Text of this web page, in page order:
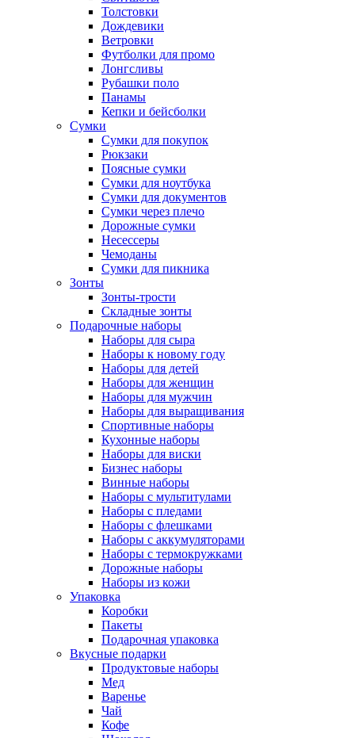
Толстовки
Дождевики
Ветровки
Футболки для промо
Лонгсливы
Рубашки поло
Панамы
Кепки и бейсболки
Сумки
Сумки для покупок
Рюкзаки
Поясные сумки
Сумки для ноутбука
Сумки для документов
Сумки через плечо
Дорожные сумки
Несессеры
Чемоданы
Сумки для пикника
Зонты
Зонты-трости
Складные зонты
Подарочные наборы
Наборы для сыра
Наборы к новому году
Наборы для детей
Наборы для женщин
Наборы для мужчин
Наборы для выращивания
Спортивные наборы
Кухонные наборы
Наборы для виски
Бизнес наборы
Винные наборы
Наборы с мультитулами
Наборы с пледами
Наборы с флешками
Наборы с аккумуляторами
Наборы с термокружками
Дорожные наборы
Наборы из кожи
Упаковка
Коробки
Пакеты
Подарочная упаковка
Вкусные подарки
Продуктовые наборы
Мед
Варенье
Чай
Кофе